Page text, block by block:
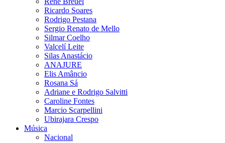
Ricardo Soares
Rodrigo Pestana
Sergio Renato de Mello
Silmar Coelho
Valcelí Leite
Silas Anastácio
ANAJURE
Elis Amâncio
Rosana Sá
Adriane e Rodrigo Salvitti
Caroline Fontes
Marcio Scarpellini
Ubirajara Crespo
Música
Nacional